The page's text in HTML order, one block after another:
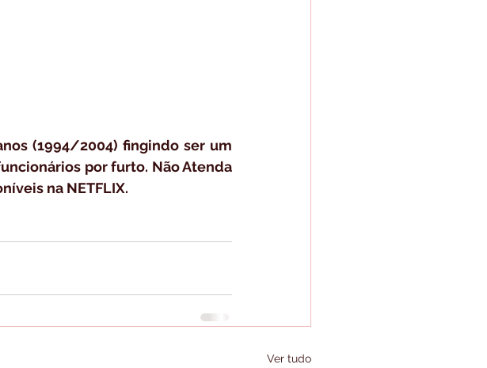
(1994/2004) fingindo ser um
por furto. Não Atenda
na NETFLIX.
Ver tudo